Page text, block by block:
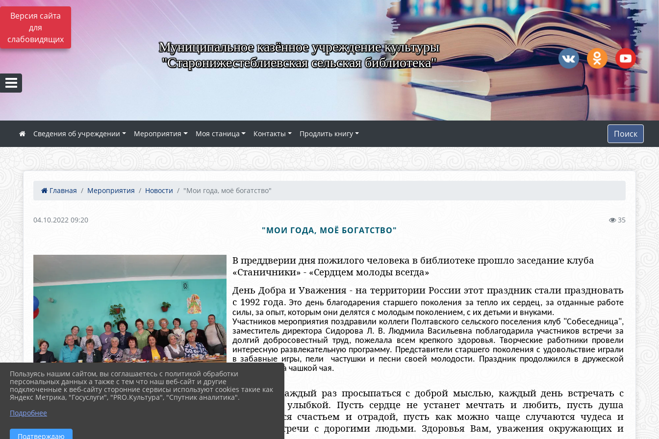
Версия сайта
для
слабовидящих
Муниципальное казённое учреждение культуры
"Старонижестеблиевская сельская библиотека"
Сведения об учреждении Мероприятия Моя станица Контакты Продлить книгу Поиск
Главная Мероприятия Новости "Мои года, моё богатство"
04.10.2022 09:20 35
"МОИ ГОДА, МОЁ БОГАТСТВО"
В преддверии дня пожилого человека в библиотеке прошло заседание клуба
«Станичники» - «Сердцем молоды всегда»
День Добра и Уважения - на территории России этот праздник стали праздновать
с 1992 года. Это день благодарения старшего поколения за тепло их сердец, за отданные работе
силы, за опыт, которым они делятся с молодым поколением, с их детьми и внуками.
Участников мероприятия поздравили коллеги Полтавского сельского поселения клуб "Собеседница",
заместитель директора Сидорова Л. В. Людмила Васильевна поблагодарила участников встречи за
долгий добросовестный труд, пожелала всем крепкого здоровья. Творческие работники провели
интересную развлекательную программу. Представители старшего поколения с удовольствие играли
в забавные игры, пели частушки и песни своей молодости. Праздник продолжился в дружеской
обстановке за чашкой чая.
Желаем каждый раз просыпаться с доброй мыслью, каждый день встречать с
радостной улыбкой. Пусть сердце не устанет мечтать и любить, пусть душа
наполняется счастьем и отрадой, пусть как можно чаще случаются чудеса и
тёплые встречи с дорогими людьми. Здоровья Вам, уважения окружающих и
Пользуясь нашим сайтом, вы соглашаетесь с политикой обработки
персональных данных а также с тем что наш веб-сайт и другие
подключенные к веб-сайту сторонние сервисы используют cookies такие как
Яндекс Метрика, "Госуслуги", "PRO.Культура", "Спутник аналитика".
Подробнее
Подтверждаю